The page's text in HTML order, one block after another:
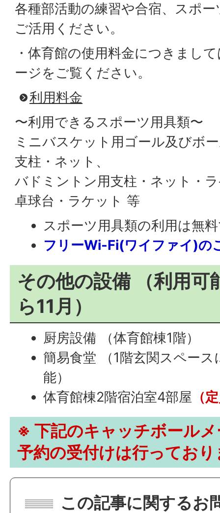
各種部活動の練習や合宿、スポ
ご活用ください。
・体育館の使用料金につきまし
ージをご覧ください。
利用料金
〜利用できるスポーツ用具類〜
ミニバスケット用ゴール及びボ
支柱・ネット、
バドミントン用支柱・ネット・
卓球台・ラケット 等
スポーツ用具類の利用は無
フリーWi-Fi(ワイファイ)の
その他の設備 （利用可
ら11月）
厨房設備 （体育館棟1階）
簡易食堂 （1階玄関スペー
能）
体育館棟2階宿泊室4部屋 （
※ 下記のキャッチボール
予約の受付けは行ってお
この記事に関するお